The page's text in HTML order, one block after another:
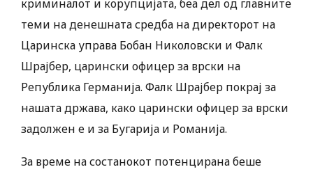
криминалот и корупцијата, беа дел од главните
теми на денешната средба на директорот на
Царинска управа Бобан Николовски и Фалк
Шрајбер, царински офицер за врски на
Република Германија. Фалк Шрајбер покрај за
нашата држава, како царински офицер за врски
задолжен е и за Бугарија и Романија.
За време на состанокот потенцирана беше